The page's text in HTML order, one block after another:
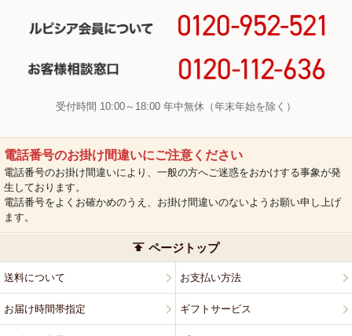
受付時間 10:00～18:00 年中無休（年末年始を除く）
電話番号のお掛け間違いにご注意ください
電話番号のお掛け間違いにより、一般の方へご迷惑をおかけする事象が発
生しております。
電話番号をよくお確かめのうえ、お掛け間違いのないようお願い申し上げ
ます。
ページトップ
送料について お支払い方法
お届け時間帯指定 ギフトサービス